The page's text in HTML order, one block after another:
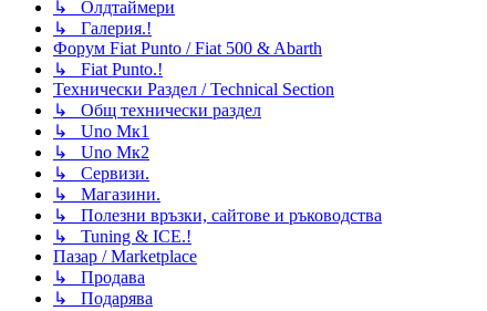
↳ Олдтаймери
↳ Галерия.!
Форум Fiat Punto / Fiat 500 & Abarth
↳ Fiat Punto.!
Технически Раздел / Technical Section
↳ Общ технически раздел
↳ Uno Мк1
↳ Uno Мк2
↳ Сервизи.
↳ Магазини.
↳ Полезни връзки, сайтове и ръководства
↳ Tuning & ICE.!
Пазар / Marketplace
↳ Продава
↳ Подарява